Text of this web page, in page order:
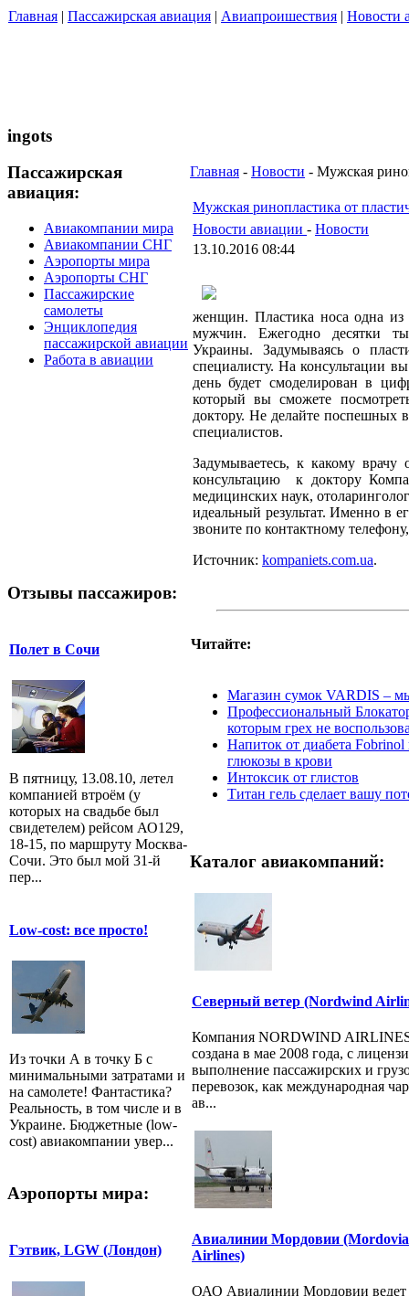
Главная | Пассажирская авиация | Авиапроишествия | Новости
ingots
Пассажирская
авиация:
Авиакомпании мира
Авиакомпании СНГ
Аэропорты мира
Аэропорты СНГ
Пассажирские
самолеты
Энциклопедия
пассажирской авиации
Работа в авиации
Отзывы пассажиров:
Полет в Сочи
В пятницу, 13.08.10, летел
компанией втроём (у
которых на свадьбе был
свидетелем) рейсом АО129,
18-15, по маршруту Москва-
Сочи. Это был мой 31-й
пер...
Low-cost: все просто!
Из точки А в точку Б с
минимальными затратами и
на самолете! Фантастика?
Реальность, в том числе и в
Украине. Бюджетные (low-
cost) авиакомпании увер...
Аэропорты мира:
Гэтвик, LGW (Лондон)
Главная - Новости - Мужская
Мужская ринопластика от
Новости авиации - Новости
13.10.2016 08:44
женщин. Пластика носа одна из
мужчин. Ежегодно десятки
Украины. Задумываясь о
специалисту. На консультации
день будет смоделирован в
который вы сможете
доктору. Не делайте поспешных
специалистов.
Задумываетесь, к какому врачу
консультацию к доктору
медицинских наук,
идеальный результат. Именно в
звоните по контактному
Источник: kompaniets.com.ua.
Читайте:
Магазин сумок VARDIS –
Профессиональный
которым грех не
Напиток от диабета
глюкозы в крови
Интоксик от глистов
Титан гель сделает вашу
Каталог авиакомпаний:
Северный ветер (Nordwind
Компания NORDWIND
создана в мае 2008 года, с
выполнение пассажирских и
перевозок, как международная
ав...
Авиалинии Мордовии (Mordovia
Airlines)
ОАО Авиалинии Мордовии ведет